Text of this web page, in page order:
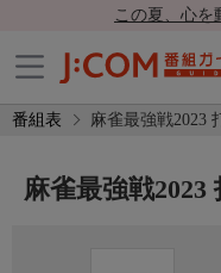
この夏、心を
番組表 麻雀最強戦2023
麻雀最強戦2023